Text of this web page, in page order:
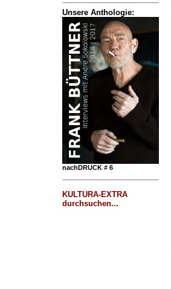
Unsere Anthologie:
nachDRUCK # 6
KULTURA-EXTRA
durchsuchen...